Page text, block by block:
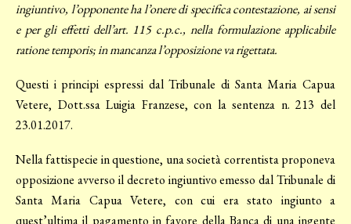
ingiuntivo, l’opponente ha l’onere di specifica contestazione, ai sensi
e per gli effetti dell’art. 115 c.p.c., nella formulazione applicabile
ratione temporis; in mancanza l’opposizione va rigettata.
Questi i principi espressi dal Tribunale di Santa Maria Capua
Vetere, Dott.ssa Luigia Franzese, con la sentenza n. 213 del
23.01.2017.
Nella fattispecie in questione, una società correntista proponeva
opposizione avverso il decreto ingiuntivo emesso dal Tribunale di
Santa Maria Capua Vetere, con cui era stato ingiunto a
quest’ultima il pagamento in favore della Banca di una ingente